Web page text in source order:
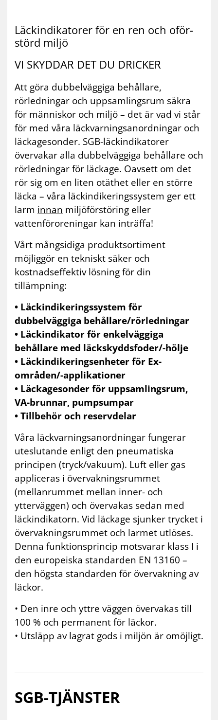
Läc­kin­di­ka­to­rer för en ren och oför­
störd mil­jö
VI SKYD­DAR DET DU DRIC­KER
Att göra dubbelväggiga behållare,
rörledningar och uppsamlingsrum säkra
för människor och miljö – det är vad vi står
för med våra läckvarningsanordningar och
läckagesonder. SGB-läckindikatorer
övervakar alla dubbelväggiga behållare och
rörledningar för läckage. Oavsett om det
rör sig om en liten otäthet eller en större
läcka – våra läckindikeringssystem ger ett
larm innan miljöförstöring eller
vattenföroreningar kan inträffa!
Vårt mångsidiga produktsortiment
möjliggör en tekniskt säker och
kostnadseffektiv lösning för din
tillämpning:
• Läckindikeringssystem för
dubbelväggiga behållare/rörledningar
• Läckindikator för enkelväggiga
behållare med läckskyddsfoder/-hölje
• Läckindikeringsenheter för Ex-
områden/-applikationer
• Läckagesonder för uppsamlingsrum,
VA-brunnar, pumpsumpar
• Tillbehör och reservdelar
Våra läckvarningsanordningar fungerar
uteslutande enligt den pneumatiska
principen (tryck/vakuum). Luft eller gas
appliceras i övervakningsrummet
(mellanrummet mellan inner- och
ytterväggen) och övervakas sedan med
läckindikatorn. Vid läckage sjunker trycket i
övervakningsrummet och larmet utlöses.
Denna funktionsprincip motsvarar klass I i
den europeiska standarden EN 13160 –
den högsta standarden för övervakning av
läckor.
• Den inre och yttre väggen övervakas till
100 % och permanent för läckor.
• Utsläpp av lagrat gods i miljön är omöjligt.
SGB-TJÄNS­TER